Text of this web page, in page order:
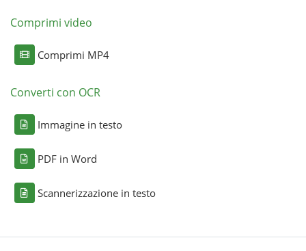
Comprimi video
Comprimi MP4
Converti con OCR
Immagine in testo
PDF in Word
Scannerizzazione in testo